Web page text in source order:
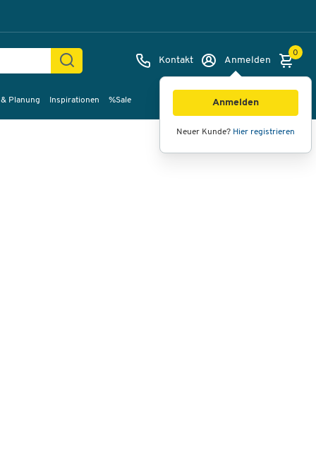
Kontakt Anmelden
Anmelden
Neuer Kunde? Hier registrieren
0
Planung Inspirationen %Sale
Bilder Videos 360°-Ansicht